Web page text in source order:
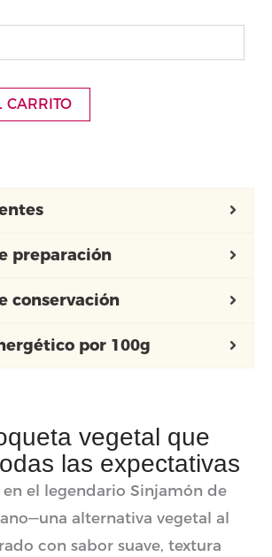
CARRITO
preparación
conservación
por 100g
vegetal que
las expectativas
en el legendario Sinjamón de
alternativa vegetal al
con sabor suave, textura